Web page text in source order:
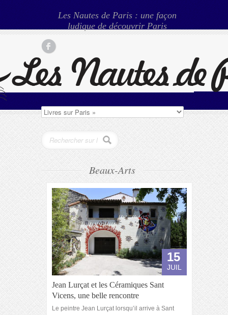
Les Nautes de Paris : une façon
ludique de découvrir Paris
Beaux-Arts
15
JUIL
Jean Lurçat et les Céramiques Sant
Vicens, une belle rencontre
Le peintre Jean Lurçat lorsqu’il arrive à Sant